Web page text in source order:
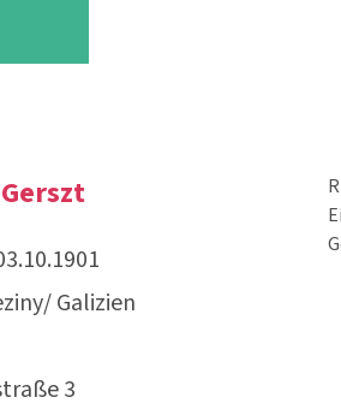
Galizien
3